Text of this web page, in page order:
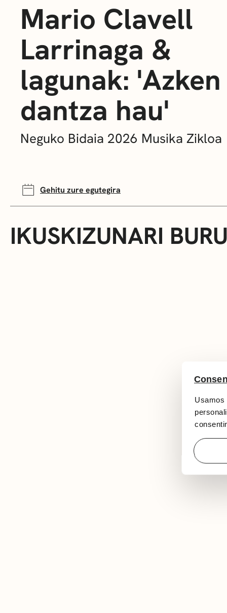
Usamos
Mario Clavell
Larrinaga &
lagunak: 'Azken
dantza hau'
Neguko Bidaia 2026 Musika Zikloa
Gehitu zure egutegira
IKUSKIZUNARI